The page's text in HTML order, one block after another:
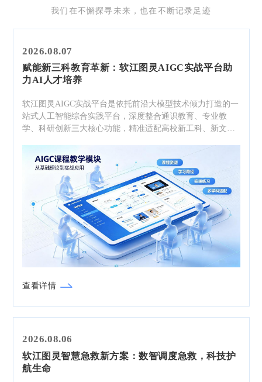
我们在不懈探寻未来，也在不断记录足迹
2026.08.07
赋能新三科教育革新：软江图灵AIGC实战平台助
力AI人才培养
软江图灵AIGC实战平台是依托前沿大模型技术倾力打造的一
站式人工智能综合实践平台，深度整合通识教育、专业教
学、科研创新三大核心功能，精准适配高校新工科、新文
建全方位、立体化的AI能力培育体系。
查看详情
2026.08.06
软江图灵智慧急救新方案：数智调度急救，科技护
航生命